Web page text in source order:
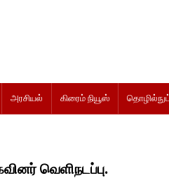
அரசியல் கிரைம் நியூஸ்
வெளிநடப்பு.